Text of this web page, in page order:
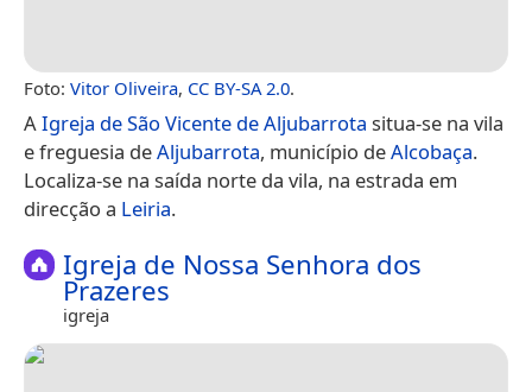
Foto: Vitor Oliveira, CC BY-SA 2.0.
AIgreja de São Vicente de Aljubarrota situa-se na vila
e freguesia deAljubarrota, município deAlcobaça.
Localiza-se na saída norte da vila, na estrada em
direcção a Leiria.
Igreja de Nossa Senhora dos
Prazeres
igreja